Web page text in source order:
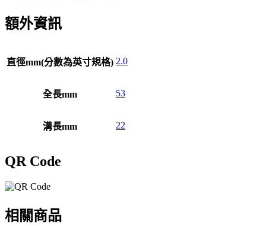
額外資訊
直徑mm(分數為英寸規格) 2.0
全長mm 53
溝長mm 22
QR Code
相關商品